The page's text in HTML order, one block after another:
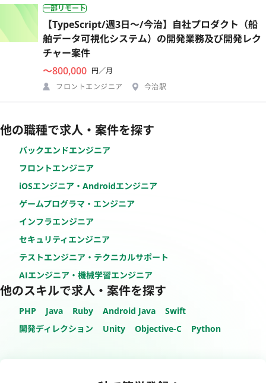
一部リモート
【TypeScript/週3日〜/今治】自社プロダクト（船
舶データ可視化システム）の開発業務及び開発レク
チャー案件
〜800,000 円／月
フロントエンジニア
今治駅
他の職種で求人・案件を探す
バックエンドエンジニア
フロントエンジニア
iOSエンジニア・Androidエンジニア
ゲームプログラマ・エンジニア
インフラエンジニア
セキュリティエンジニア
テストエンジニア・テクニカルサポート
AIエンジニア・機械学習エンジニア
他のスキルで求人・案件を探す
PHP Java Ruby Android Java
Swift
開発ディレクション
Unity Objective-C Python